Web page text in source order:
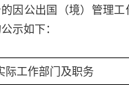
因公出国（境）管理
示如下：
际工作部门及职务